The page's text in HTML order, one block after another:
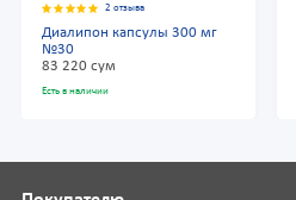
2 отзыва
Диалипон капсулы 300 мг
№30
83 220 сум
Есть в наличии